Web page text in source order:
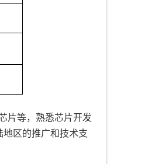
片等，熟悉芯片开发
地区的推广和技术支